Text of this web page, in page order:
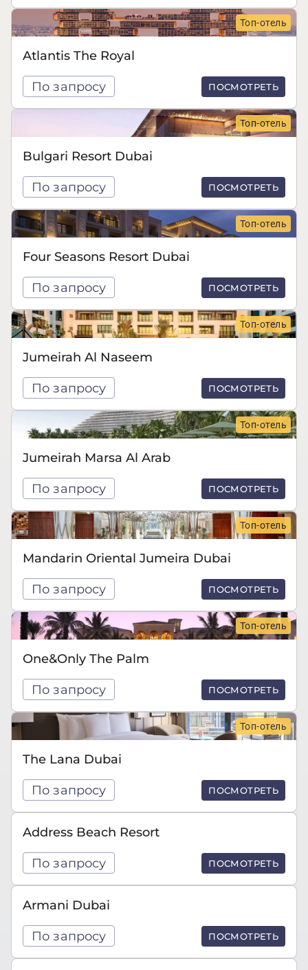
Топ-отель
Atlantis The Royal
По запросу ПОСМОТРЕТЬ
Топ-отель
Bulgari Resort Dubai
По запросу ПОСМОТРЕТЬ
Топ-отель
Four Seasons Resort Dubai
По запросу ПОСМОТРЕТЬ
Топ-отель
Jumeirah Al Naseem
По запросу ПОСМОТРЕТЬ
Топ-отель
Jumeirah Marsa Al Arab
По запросу ПОСМОТРЕТЬ
Топ-отель
Mandarin Oriental Jumeira Dubai
По запросу ПОСМОТРЕТЬ
Топ-отель
One&Only The Palm
По запросу ПОСМОТРЕТЬ
Топ-отель
The Lana Dubai
По запросу ПОСМОТРЕТЬ
Address Beach Resort
По запросу ПОСМОТРЕТЬ
Armani Dubai
По запросу ПОСМОТРЕТЬ